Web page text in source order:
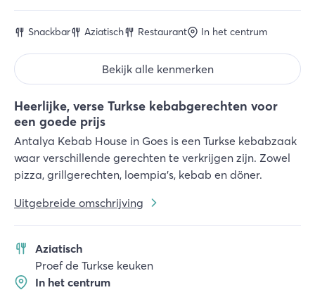
Heerlijke, verse Turkse kebabgerechten voor
een goede prijs
Antalya Kebab House in Goes is een Turkse kebabzaak
waar verschillende gerechten te verkrijgen zijn. Zowel
pizza, grillgerechten, loempia's, kebab en döner.
Uitgebreide omschrijving
Aziatisch
Proef de Turkse keuken
In het centrum
Snackbar Aziatisch Restaurant In het centrum
Bekijk alle kenmerken